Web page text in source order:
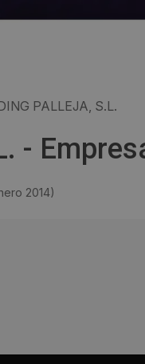
PALLEJA, S.L.
-
2014)